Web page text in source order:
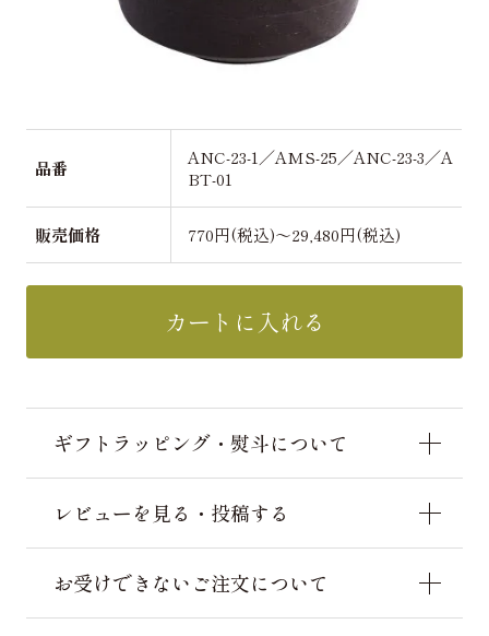
品番
ANC-23-1／AMS-25／ANC-23-3／A
BT-01
販売価格 770円(税込)～29,480円(税込)
カートに入れる
ギフトラッピング・熨斗について
レビューを見る・投稿する
お受けできないご注文について